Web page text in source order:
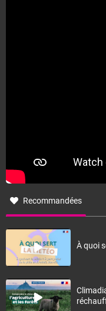
Recommandées
À quoi